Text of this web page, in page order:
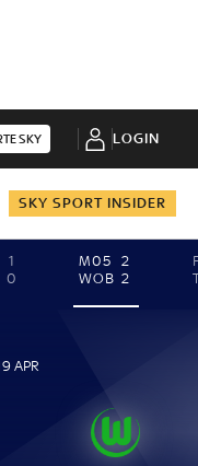
SKY LOGIN
SKY SPORT INSIDER
1
0
M05
2
WOB 2
APR